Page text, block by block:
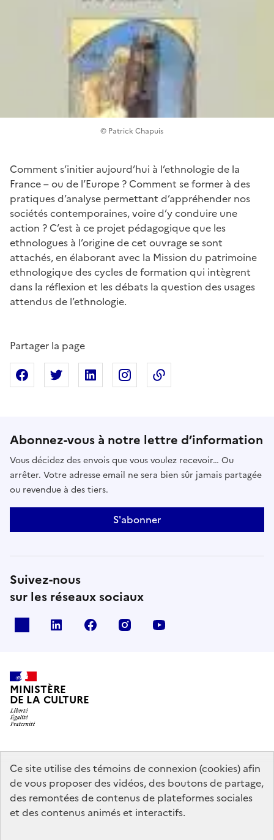
Ce site utilise des témoins de connexion (cookies) afin
de vous proposer des vidéos, des boutons de partage,
des remontées de contenus de plateformes sociales
et des contenus animés et interactifs.
© Patrick Chapuis
Comment s’initier aujourd’hui à l’ethnologie de la
France – ou de l’Europe ? Comment se former à des
pratiques d’analyse permettant d’appréhender nos
sociétés contemporaines, voire d’y conduire une
action ? C’est à ce projet pédagogique que les
ethnologues à l’origine de cet ouvrage se sont
attachés, en élaborant avec la Mission du patrimoine
ethnologique des cycles de formation qui intègrent
dans la réflexion et les débats la question des usages
attendus de l’ethnologie.
Partager la page
Partager sur Facebook
Partager sur XPartager sur Linkedin
Partager sur Instagram
Abonnez-vous à notre lettre d’information
Vous décidez des envois que vous voulez recevoir… Ou
arrêter. Votre adresse email ne sera bien sûr jamais partagée
ou revendue à des tiers.
S'abonner
Suivez-nous
sur les réseaux sociaux
linkedin facebook instagram
MINISTÈRE
DE LA CULTURE
data.gouv.fr legifrance.gouv.fr
info.gouv.fr
service-public.gouv.fr